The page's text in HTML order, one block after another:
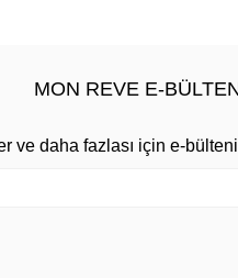
MON REVE E-
ve daha fazlası için e-